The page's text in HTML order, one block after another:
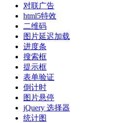
对联广告
html5特效
二维码
图片延迟加载
进度条
搜索框
提示框
表单验证
倒计时
图片悬停
jQuery 选择器
统计图